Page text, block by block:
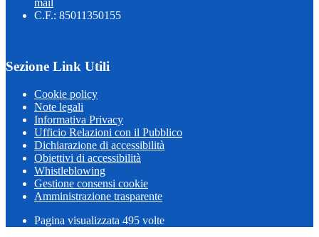
C.F.: 85011350155
Sezione Link Utili
Cookie policy
Note legali
Informativa Privacy
Ufficio Relazioni con il Pubblico
Dichiarazione di accessibilità
Obiettivi di accessibilità
Whistleblowing
Gestione consensi cookie
Amministrazione trasparente
Pagina visualizzata 495 volte